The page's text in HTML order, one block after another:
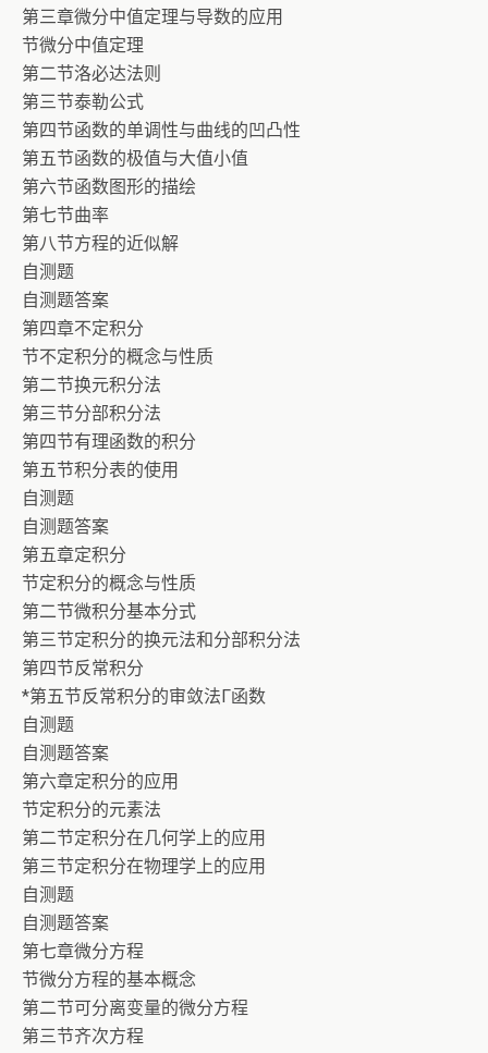
第三章微分中值定理与导数的应用
节微分中值定理
第二节洛必达法则
第三节泰勒公式
第四节函数的单调性与曲线的凹凸性
第五节函数的极值与大值小值
第六节函数图形的描绘
第七节曲率
第八节方程的近似解
自测题
自测题答案
第四章不定积分
节不定积分的概念与性质
第二节换元积分法
第三节分部积分法
第四节有理函数的积分
第五节积分表的使用
自测题
自测题答案
第五章定积分
节定积分的概念与性质
第二节微积分基本分式
第三节定积分的换元法和分部积分法
第四节反常积分
*第五节反常积分的审敛法Γ函数
自测题
自测题答案
第六章定积分的应用
节定积分的元素法
第二节定积分在几何学上的应用
第三节定积分在物理学上的应用
自测题
自测题答案
第七章微分方程
节微分方程的基本概念
第二节可分离变量的微分方程
第三节齐次方程